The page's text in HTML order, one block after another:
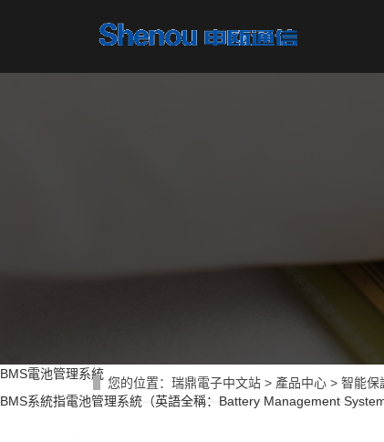
BMS電池管理系統
BMS系統指電池管理系統（英語全稱：Battery Management
您的位置： 瑞鼎電子中文站 > 產品中心 > 智能保